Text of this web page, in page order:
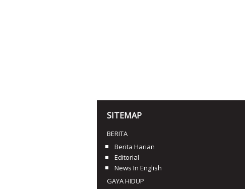
SITEMAP
BERITA
Berita Harian
Editorial
News In English
GAYA HIDUP